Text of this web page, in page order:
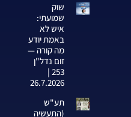
שוק
שמועתי:
איש לא
באמת יודע
מה קורה —
זום נדל"ן
253 |
26.7.2026
תע"ש
(התעשיה